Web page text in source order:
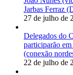
Jarbas Ferraz
27 de julho de
Delegados do
participarão
(conexão
22 de julho de